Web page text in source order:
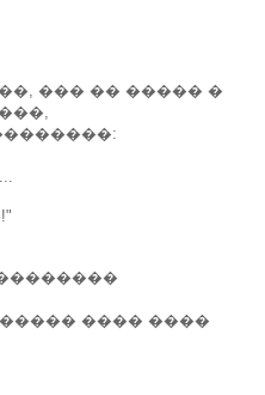
��� �� ����� �
���� ����